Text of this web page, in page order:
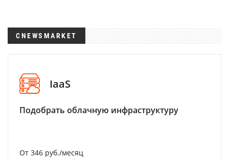
CNEWSMARKET
IaaS
Подобрать облачную инфраструктуру
От 346 руб./месяц